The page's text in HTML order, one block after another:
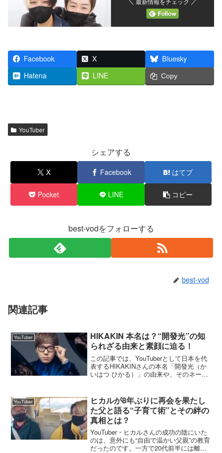
Facebook X
Bluesky
Hatena
LINE Copy
YouTuber
シェアする
X Facebook はてブ
Pocket LINE コピー
best-vodをフォローする
best-vod
関連記事
YouTuber
HIKAKIN 本名は？“開發光”の知
られざる由来と素顔に迫る！
この記事では、YouTuberとして日本を代
表するHIKAKINさんの本名「開發光（か
いはつ ひかる）」の由来や、そのネーミ
クリエイターとの関連性まで、信頼性を
重視し...
YouTuber
ヒカルが8年ぶりに再会を果たし
た父と語る“子育て術”とその絆の
真相とは？
YouTuber・ヒカルさんの成功の陰にいた
のは、意外にも“自由で温かい父親”の教育
だったのです。一方で20代前半には離婚